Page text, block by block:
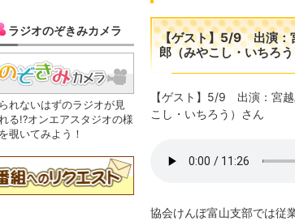
【ゲスト】5/9 出演：
郎（みやこし・いちろ
【ゲスト】5/9 出演：宮
こし・いちろう）さん
協会けんぽ富山支部では従
ラジオのぞきみカメラ
れないはずのラジオが見
る!?オンエアスタジオの様
覗いてみよう！